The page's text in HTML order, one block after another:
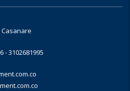
Casanare
- 3102681995